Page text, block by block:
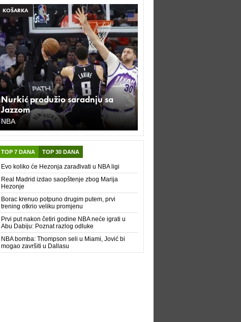
KOŠARKA
Nurkić produžio saradnju sa
Jazzom
NBA
TOP 7 DANA TOP 30 DANA
Evo koliko će Hezonja zarađivati u NBA ligi
Real Madrid izdao saopštenje zbog Marija
Hezonje
Borac krenuo potpuno drugim putem, prvi
trening otkrio veliku promjenu
Prvi put nakon četiri godine NBA neće igrati u
Abu Dabiju: Poznat razlog odluke
NBA bomba: Thompson seli u Miami, Jović bi
mogao završiti u Dallasu